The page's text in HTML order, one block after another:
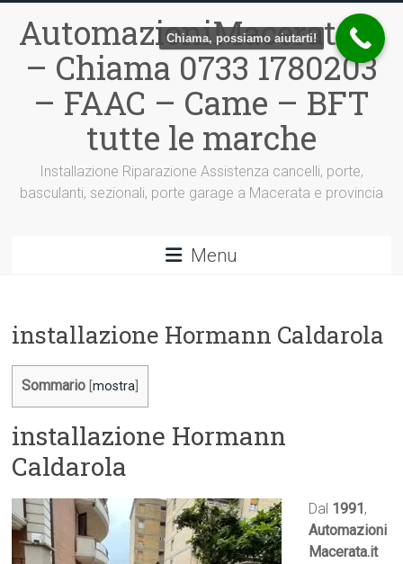
contenuto
AutomazioniMacerata.it
– Chiama 0733 1780203
– FAAC – Came – BFT
tutte le marche
Installazione Riparazione Assistenza cancelli, porte,
basculanti, sezionali, porte garage a Macerata e provincia
Menu
installazione Hormann Caldarola
Sommario [mostra
installazione Hormann
Caldarola
Dal 1991 ,
Automazioni
Macerata.it
Chiama, possiamo aiutarti!